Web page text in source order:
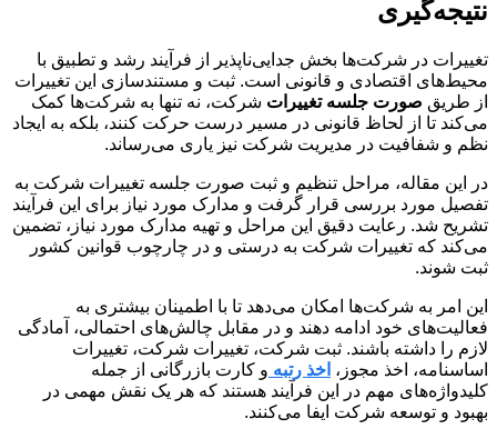
نتیجه‌گیری
تغییرات در شرکت‌ها بخش جدایی‌ناپذیر از فرآیند رشد و تطبیق با
محیط‌های اقتصادی و قانونی است. ثبت و مستندسازی این تغییرات
از طریق صورت جلسه تغییرات شرکت، نه تنها به شرکت‌ها کمک
می‌کند تا از لحاظ قانونی در مسیر درست حرکت کنند، بلکه به ایجاد
نظم و شفافیت در مدیریت شرکت نیز یاری می‌رساند.
در این مقاله، مراحل تنظیم و ثبت صورت جلسه تغییرات شرکت به
تفصیل مورد بررسی قرار گرفت و مدارک مورد نیاز برای این فرآیند
تشریح شد. رعایت دقیق این مراحل و تهیه مدارک مورد نیاز، تضمین
می‌کند که تغییرات شرکت به درستی و در چارچوب قوانین کشور
ثبت شوند.
این امر به شرکت‌ها امکان می‌دهد تا با اطمینان بیشتری به
فعالیت‌های خود ادامه دهند و در مقابل چالش‌های احتمالی، آمادگی
لازم را داشته باشند. ثبت شرکت، تغییرات شرکت، تغییرات
اساسنامه، اخذ مجوز، اخذ رتبه و کارت بازرگانی از جمله
کلیدواژه‌های مهم در این فرآیند هستند که هر یک نقش مهمی در
بهبود و توسعه شرکت ایفا می‌کنند.